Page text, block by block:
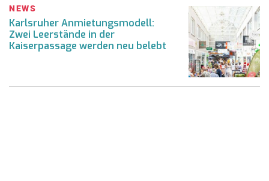
NEWS
Karlsruher Anmietungsmodell:
Zwei Leerstände in der
Kaiserpassage werden neu belebt